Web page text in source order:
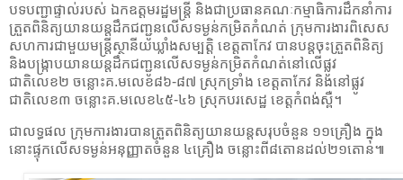
បទបញ្ជាផ្ទាល់របស់ ឯកឧត្តមរដ្ឋមន្រ្តី និងជាប្រធានគណៈកម្មាធិការដឹកនាំការ
ត្រួតពិនិត្យយានយន្តដឹកជញ្ជូនលើសទម្ងន់កម្រិតកំណត់ ក្រុមការងារពិសេស
សហការជាមួយមន្រ្តីស្ថានីយឃ្លាំងសម្បត្តិ ខេត្តតាកែវ បានបន្តចុះត្រួតពិនិត្យ
និងបង្ក្រាបយានយន្តដឹកជញ្ជូនលើសទម្ងន់កម្រិតកំណត់នៅលើផ្លូវ
ជាតិលេខ២ ចន្លោះគ.មលេខ៨៦-៨៧ ស្រុកទ្រាំង ខេត្តតាកែវ និងនៅផ្លូវ
ជាតិលេខ៣ ចន្លោះគ.មលេខ៤៥-៤៦ ស្រុកបរសេដ្ឋ ខេត្តកំពង់ស្ពឺ។
ជាលទ្ធផល ក្រុមការងារបានត្រួតពិនិត្យយានយន្តសរុបចំនួន ១១គ្រឿង ក្នុង
នោះផ្ទុកលើសទម្ងន់អនុញ្ញាតចំនួន ៤គ្រឿង ចន្លោះពី៨តោនដល់២១តោន៕